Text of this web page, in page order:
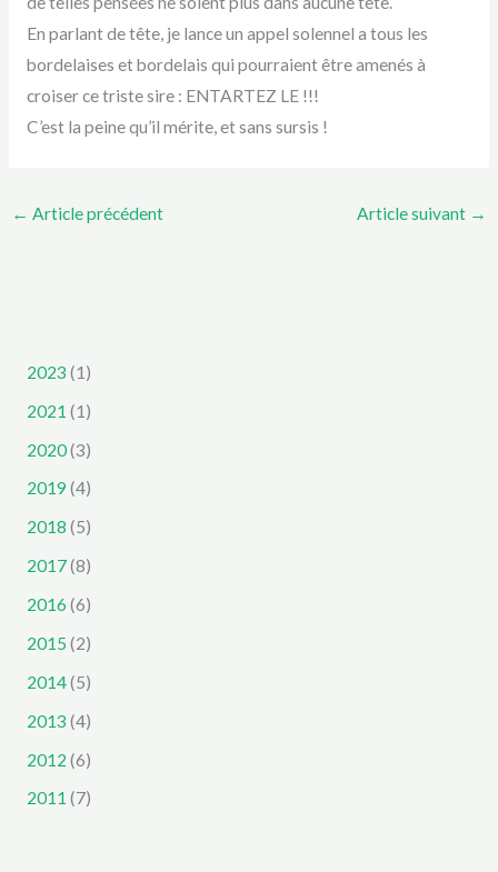
En parlant de tête, je lance un appel solennel a tous les
bordelaises et bordelais qui pourraient être amenés à
croiser ce triste sire : ENTARTEZ LE !!!
C’est la peine qu’il mérite, et sans sursis !
← Article précédent Article suivant →
2023 (1)
2021 (1)
2020(3)
2019 (4)
2018 (5)
2017(8)
2016 (6)
2015 (2)
2014(5)
2013 (4)
2012 (6)
2011 (7)